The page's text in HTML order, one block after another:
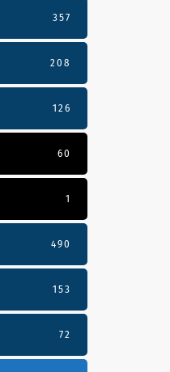
357
208
126
60
1
490
153
72